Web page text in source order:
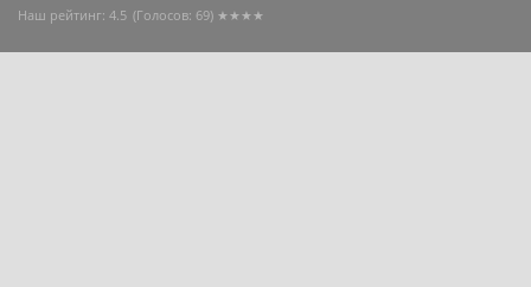
Наш рейтинг: 4.5 (Голосов: 69) ★★★★